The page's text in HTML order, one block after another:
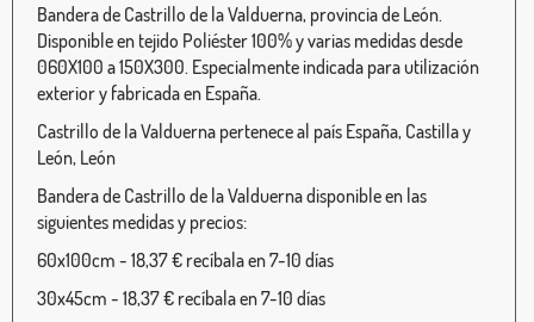
Bandera de Castrillo de la Valduerna, provincia de León.
Disponible en tejido Poliéster 100% y varias medidas desde
060X100 a 150X300. Especialmente indicada para utilización
exterior y fabricada en España.
Castrillo de la Valduerna pertenece al país España, Castilla y
León, León
Bandera de Castrillo de la Valduerna disponible en las
siguientes medidas y precios:
60x100cm - 18,37 € recíbala en 7-10 días
30x45cm - 18,37 € recíbala en 7-10 días